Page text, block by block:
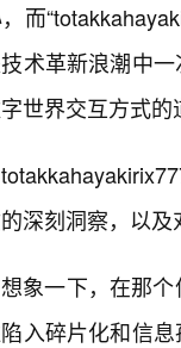
而
术革新浪潮中
世界交互方式的
深刻洞察，以及
想象一下，在那
入碎片化和信